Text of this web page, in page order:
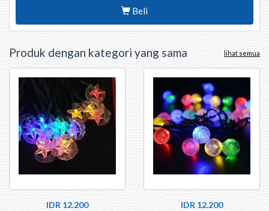
Beli
Produk dengan kategori yang sama lihat semua
IDR 12.200 IDR 12.200